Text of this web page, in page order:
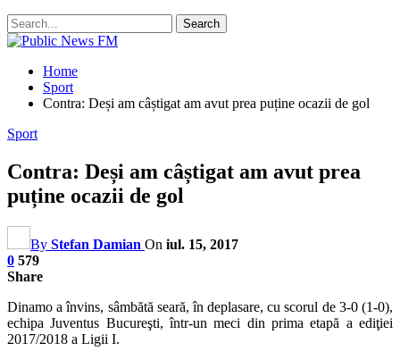
Home
Sport
Contra: Deși am câștigat am avut prea puține ocazii de gol
Sport
Contra: Deși am câștigat am avut prea
puține ocazii de gol
By Stefan Damian On iul. 15, 2017
0 579
Share
Dinamo a învins, sâmbătă seară, în deplasare, cu scorul de 3-0 (1-0),
echipa Juventus Bucureşti, într-un meci din prima etapă a ediţiei
2017/2018 a Ligii I.